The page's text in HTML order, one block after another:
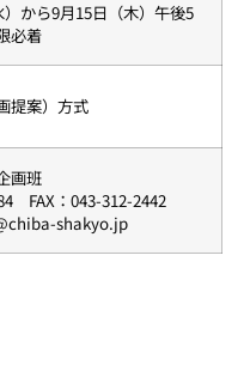
から9月15日（木）午後5
必着
提案）方式
画班
FAX：043-312-2442
shakyo.jp